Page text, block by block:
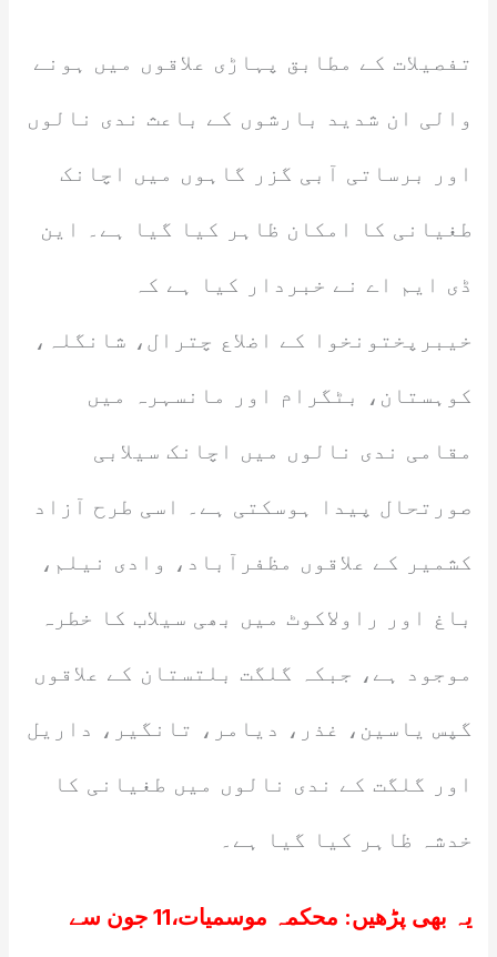
تفصیلات کے مطابق پہاڑی علاقوں میں ہونے
والی ان شدید بارشوں کے باعث ندی نالوں
اور برساتی آبی گزر گاہوں میں اچانک
طغیانی کا امکان ظاہر کیا گیا ہے۔ این
ڈی ایم اے نے خبردار کیا ہے کہ
خیبرپختونخوا کے اضلاع چترال، شانگلہ،
کوہستان، بٹگرام اور مانسہرہ میں
مقامی ندی نالوں میں اچانک سیلابی
صورتحال پیدا ہوسکتی ہے۔ اسی طرح آزاد
کشمیر کے علاقوں مظفرآباد، وادی نیلم،
باغ اور راولاکوٹ میں بھی سیلاب کا خطرہ
موجود ہے، جبکہ گلگت بلتستان کے علاقوں
گپس یاسین، غذر، دیامر، تانگیر، داریل
اور گلگت کے ندی نالوں میں طغیانی کا
خدشہ ظاہر کیا گیا ہے۔
یہ بھی پڑھیں: محکمہ موسمیات،11 جون سے